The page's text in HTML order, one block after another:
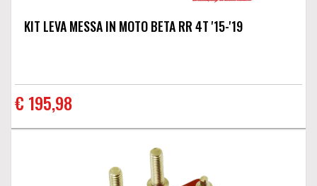
KIT LEVA MESSA IN MOTO BETA RR 4T '15-'19
€ 195,98